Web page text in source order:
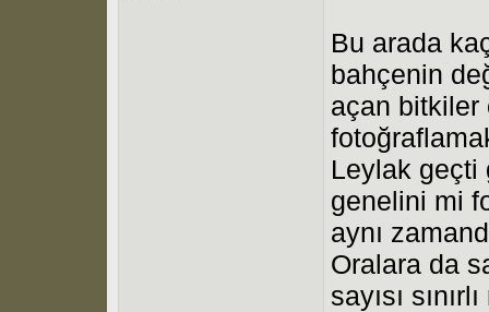
Bu arada
bahçenin
açan bitkiler
Leylak
genelini mi
aynı
Oralara da
sayısı